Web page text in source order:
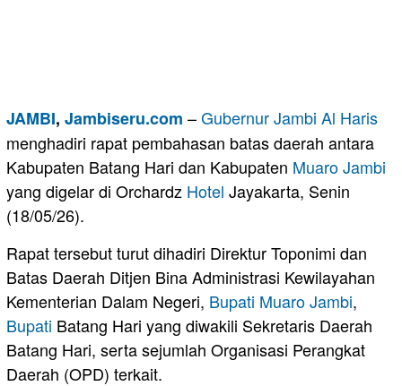
JAMBI, Jambiseru.com –Gubernur Jambi Al Haris
menghadiri rapat pembahasan batas daerah antara
Kabupaten Batang Hari dan Kabupaten Muaro Jambi
yang digelar di Orchardz Hotel Jayakarta, Senin
(18/05/26).
Rapat tersebut turut dihadiri Direktur Toponimi dan
Batas Daerah Ditjen Bina Administrasi Kewilayahan
Kementerian Dalam Negeri, Bupati Muaro Jambi,
Bupati Batang Hari yang diwakili Sekretaris Daerah
Batang Hari, serta sejumlah Organisasi Perangkat
Daerah (OPD) terkait.